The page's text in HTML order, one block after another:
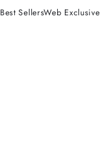
Best SellersWeb Exclusive